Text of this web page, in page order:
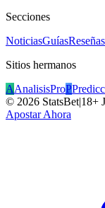
Secciones
NoticiasGuíasReseñas
Sitios hermanos
AAnalisisProP
© 2026 StatsBet|18+
Apostar Ahora